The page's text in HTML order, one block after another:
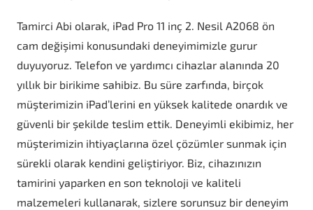
Tamirci Abi olarak, iPad Pro 11 inç 2. Nesil A2068 ön
cam değişimi konusundaki deneyimimizle gurur
duyuyoruz. Telefon ve yardımcı cihazlar alanında 20
yıllık bir birikime sahibiz. Bu süre zarfında, birçok
müşterimizin iPad’lerini en yüksek kalitede onardık ve
güvenli bir şekilde teslim ettik. Deneyimli ekibimiz, her
müşterimizin ihtiyaçlarına özel çözümler sunmak için
sürekli olarak kendini geliştiriyor. Biz, cihazınızın
tamirini yaparken en son teknoloji ve kaliteli
malzemeleri kullanarak, sizlere sorunsuz bir deneyim